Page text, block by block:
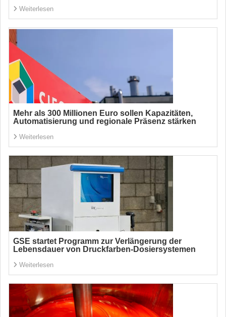
Weiterlesen
Mehr als 300 Millionen Euro sollen Kapazitäten,
Automatisierung und regionale Präsenz stärken
Weiterlesen
GSE startet Programm zur Verlängerung der
Lebensdauer von Druckfarben-Dosiersystemen
Weiterlesen